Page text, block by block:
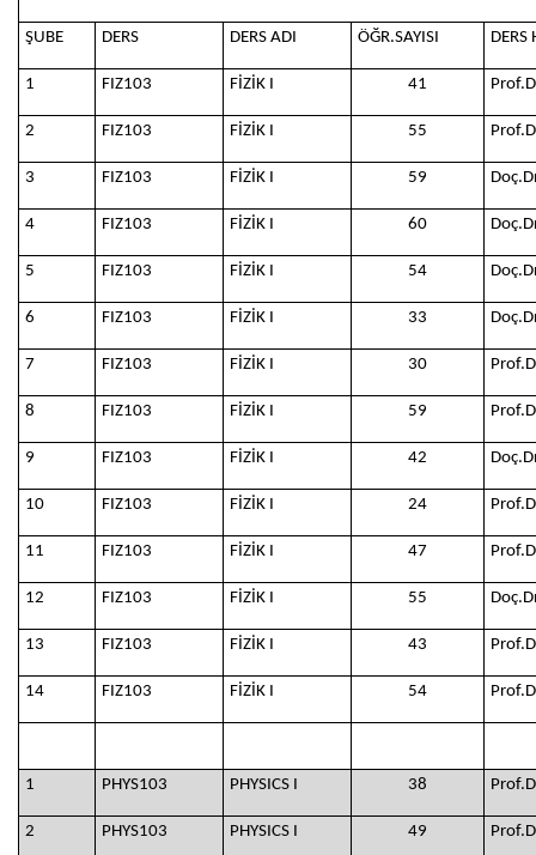
ŞUBE DERS DERS ADI ÖĞR.SAYISI DERS
1 FIZ103 FİZİK I 41
2 FIZ103 FİZİK I 55
3 FIZ103 FİZİK I 59
4 FIZ103 FİZİK I 60
5 FIZ103 FİZİK I 54
6 FIZ103 FİZİK I 33
7 FIZ103 FİZİK I 30
8 FIZ103 FİZİK I 59
9 FIZ103 FİZİK I 42
10 FIZ103 FİZİK I 24
11 FIZ103 FİZİK I 47
12 FIZ103 FİZİK I 55
13 FIZ103 FİZİK I 43
14 FIZ103 FİZİK I 54
1 PHYS103 PHYSICS I 38
2 PHYS103 PHYSICS I 49